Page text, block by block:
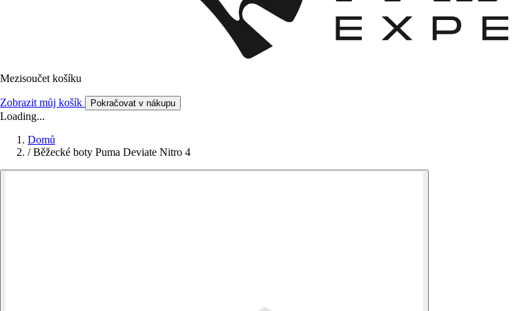
Mezisoučet košíku
Zobrazit můj košík Pokračovat v nákupu
Loading...
Domů
/ Běžecké boty Puma Deviate Nitro 4